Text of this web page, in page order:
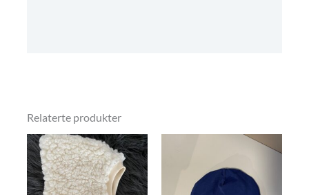
Relaterte produkter